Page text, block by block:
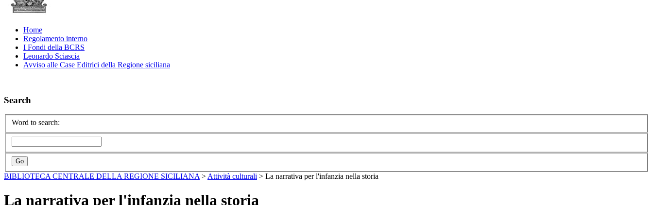
Home
Regolamento interno
I Fondi della BCRS
Leonardo Sciascia
Avviso alle Case Editrici della Regione siciliana
Search
Word to search:
BIBLIOTECA CENTRALE DELLA REGIONE SICILIANA > Attività culturali > La narrativa per l'infanzia nella storia
La narrativa per l'infanzia nella storia